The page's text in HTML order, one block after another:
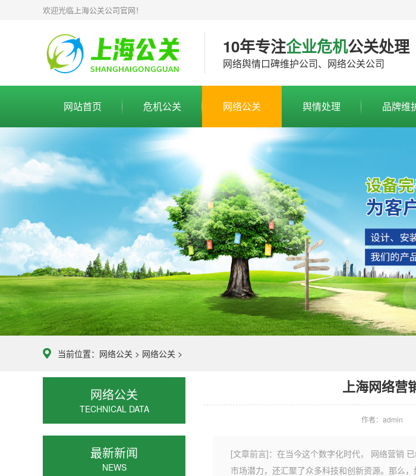
欢迎光临上海公关公司官网！
10年专注企业危机公关处理
网络舆情口碑维护公司、网络公关公司
网站首页 危机公关 网络公关 舆情处理 品牌维
当前位置： 网络公关 > 网络公关 >
网络公关
TECHNICAL DATA
最新新闻
NEWS
上海网络营
作者：admin
[文章前言]：在当今这个数字化时代， 网络营销
市场潜力，还汇聚了众多科技和创新资源。那么